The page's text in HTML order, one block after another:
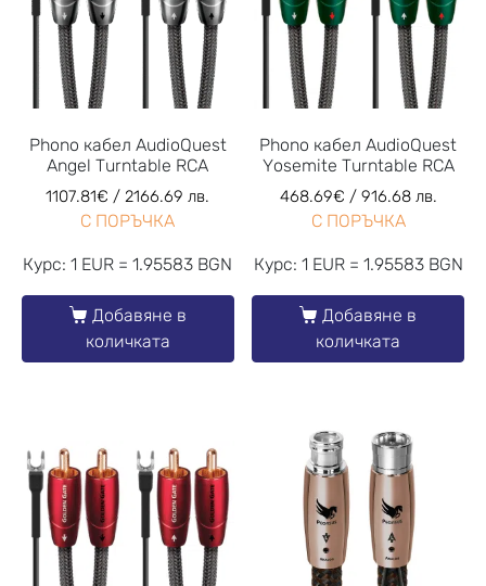
Phono кабел AudioQuest
Angel Turntable RCA
1107.81€ / 2166.69 лв.
С ПОРЪЧКА
Курс: 1 EUR = 1.95583 BGN
Добавяне в
количката
Phono кабел AudioQuest
Yosemite Turntable RCA
468.69€ / 916.68 лв.
С ПОРЪЧКА
Курс: 1 EUR = 1.95583 BGN
Добавяне в
количката